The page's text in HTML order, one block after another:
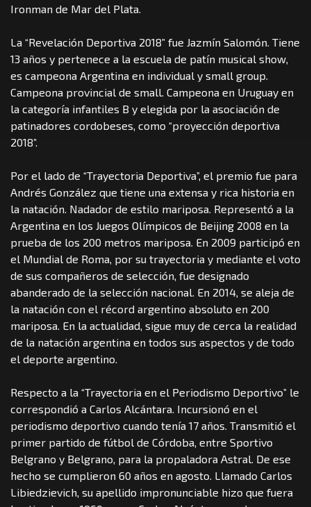
Ironman de Mar del Plata.
La “Revelación Deportiva 2018” fue Jazmín Salomón. Tiene
13 años y pertenece a la escuela de patín musical show,
es campeona Argentina en individual y small group.
Campeona provincial de small. Campeona en Uruguay en
la categoría infantiles B y elegida por la asociación de
patinadores cordobeses, como “proyección deportiva
2018”.
Por el lado de “Trayectoria Deportiva”, el premio fue para
Andrés González que tiene una extensa y rica historia en
la natación. Nadador de estilo mariposa. Representó a la
Argentina en los Juegos Olímpicos de Beijing 2008 en la
prueba de los 200 metros mariposa. En 2009 participó en
el Mundial de Roma, por su trayectoria y mediante el voto
de sus compañeros de selección, fue designado
abanderado de la selección nacional. En 2014, se aleja de
la natación con el récord argentino absoluto en 200
mariposa. En la actualidad, sigue muy de cerca la realidad
de la natación argentina en todos sus aspectos y de todo
el deporte argentino.
Respecto a la “Trayectoria en el Periodismo Deportivo” le
correspondió a Carlos Alcántara. Incursionó en el
periodismo deportivo cuando tenía 17 años. Transmitió el
primer partido de fútbol de Córdoba, entre Sportivo
Belgrano y Belgrano, para la propaladora Astral. De ese
hecho se cumplieron 60 años en agosto. Llamado Carlos
Libiedzievich, su apellido impronunciable hizo que fuera